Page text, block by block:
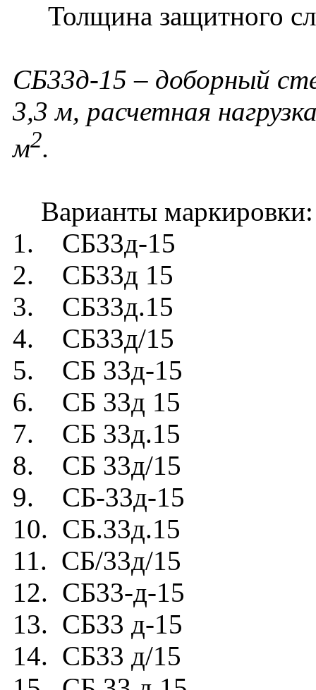
Толщина защитного
СБ33д-15 – доборный
3,3 м, расчетная
м2.
Варианты маркировки:
1. СБ33д-15
2. СБ33д 15
3. СБ33д.15
4. СБ33д/15
5. СБ 33д-15
6. СБ 33д 15
7. СБ 33д.15
8. СБ 33д/15
9. СБ-33д-15
10. СБ.33д.15
11. СБ/33д/15
12. СБ33-д-15
13. СБ33 д-15
14. СБ33 д/15